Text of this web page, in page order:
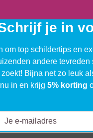
je in
om top schildertips en
andere
Bijna net zo leuk
nu in en krijg 5% korting